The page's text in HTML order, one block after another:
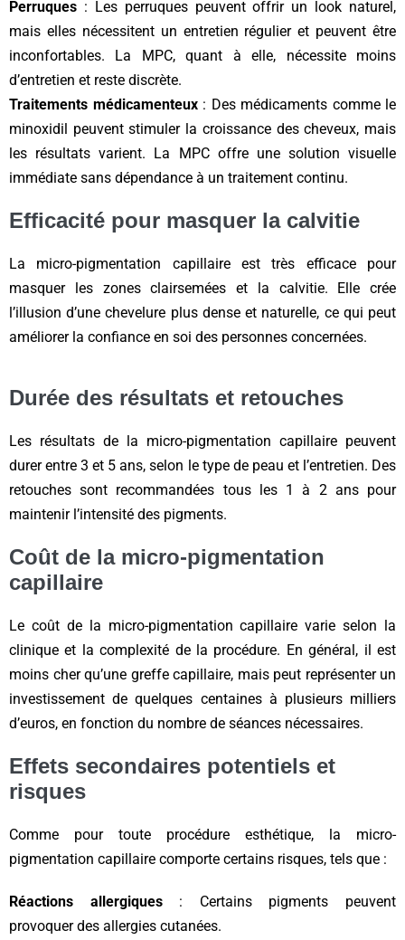
Perruques : Les perruques peuvent offrir un look naturel,
mais elles nécessitent un entretien régulier et peuvent être
inconfortables. La MPC, quant à elle, nécessite moins
d’entretien et reste discrète.
Traitements médicamenteux: Des médicaments comme le
minoxidil peuvent stimuler la croissance des cheveux, mais
les résultats varient. La MPC offre une solution visuelle
immédiate sans dépendance à un traitement continu.
Efficacité pour masquer la calvitie
La micro-pigmentation capillaire est très efficace pour
masquer les zones clairsemées et la calvitie. Elle crée
l’illusion d’une chevelure plus dense et naturelle, ce qui peut
améliorer la confiance en soi des personnes concernées.
Durée des résultats et retouches
Les résultats de la micro-pigmentation capillaire peuvent
durer entre 3 et 5 ans, selon le type de peau et l’entretien. Des
retouches sont recommandées tous les 1 à 2 ans pour
maintenir l’intensité des pigments.
Coût de la micro-pigmentation
capillaire
Le coût de la micro-pigmentation capillaire varie selon la
clinique et la complexité de la procédure. En général, il est
moins cher qu’une greffe capillaire, mais peut représenter un
investissement de quelques centaines à plusieurs milliers
d’euros, en fonction du nombre de séances nécessaires.
Effets secondaires potentiels et
risques
Comme pour toute procédure esthétique, la micro-
pigmentation capillaire comporte certains risques, tels que :
Réactions allergiques: Certains pigments peuvent
provoquer des allergies cutanées.